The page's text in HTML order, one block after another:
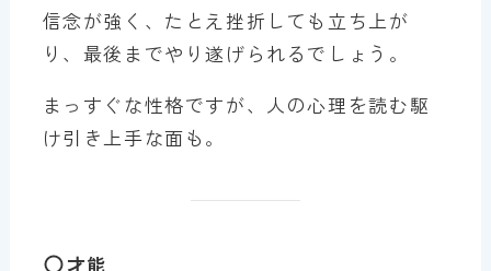
信念が強く、たとえ挫折しても立ち上が
り、最後までやり遂げられるでしょう。
まっすぐな性格ですが、人の心理を読む駆
け引き上手な面も。
才能